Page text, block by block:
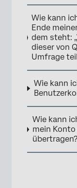
Wie kann
Ende
dem steht:
dieser von
Umfrage
Wie kann
Wie kann
mein Konto
übertragen?